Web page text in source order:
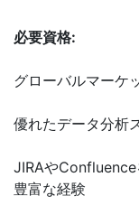
必要資格:
グローバルマーケ
優れたデータ分析
JIRAや
豊富な経験